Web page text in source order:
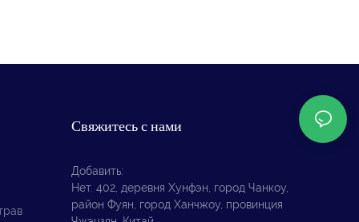
Свяжитесь с нами
Добавить:
Нет. 402, деревня Хунфэн, город Чанкоу,
район Фуян, город Ханчжоу, провинция